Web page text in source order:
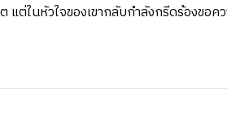
ต่ในหัวใจของเขากลับกำลังกรีดร้องข